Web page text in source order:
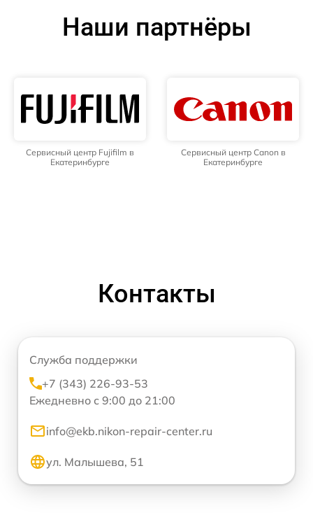
Наши партнёры
Сервисный центр Fujifilm в
Екатеринбурге
Сервисный центр Canon в
Екатеринбурге
Контакты
Служба поддержки
+7 (343) 226-93-53
Ежедневно с 9:00 до 21:00
info@ekb.nikon-repair-center.ru
ул. Малышева, 51